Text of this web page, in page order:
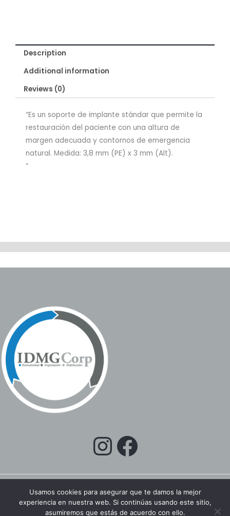
Description
Additional information
Reviews (0)
“Es un soporte de implante stándar que permite la
restauración del paciente con una altura de
margen adecuada y contornos de emergencia
natural. Medida: 3,8 mm (PE) x 3 mm (Alt).
“
Copyright © 2026 IDMGCORP EC
Usamos cookies para asegurar que te damos la mejor
experiencia en nuestra web. Si continúas usando este sitio,
asumiremos que estás de acuerdo con ello.